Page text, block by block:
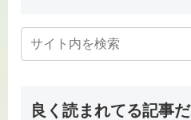
良く読まれてる記事だ